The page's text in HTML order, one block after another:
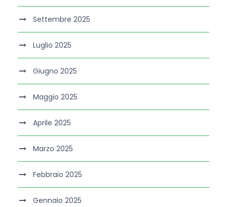
Settembre 2025
Luglio 2025
Giugno 2025
Maggio 2025
Aprile 2025
Marzo 2025
Febbraio 2025
Gennaio 2025